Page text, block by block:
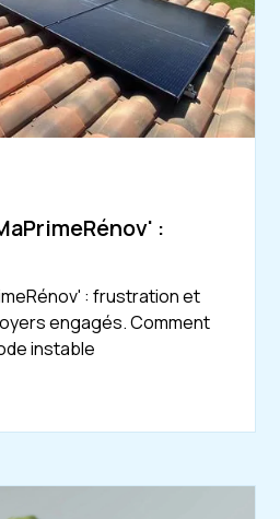
:
: frustration et
engagés. Comment
instable